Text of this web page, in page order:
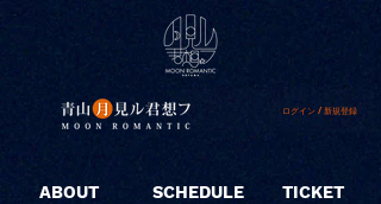
ログイン / 新規登録
ABOUT SCHEDULE TICKET